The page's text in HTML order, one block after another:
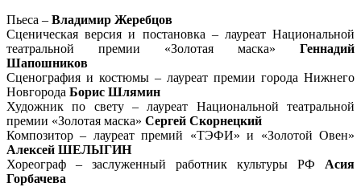
Пьеса – Владимир Жеребцов
Сценическая версия и постановка – лауреат Национальной
театральной премии «Золотая маска» Геннадий
Шапошников
Сценография и костюмы – лауреат премии города Нижнего
Новгорода Борис Шлямин
Художник по свету – лауреат Национальной театральной
премии «Золотая маска» Сергей Скорнецкий
Композитор – лауреат премий «ТЭФИ» и «Золотой Овен»
Алексей ШЕЛЫГИН
Хореограф – заслуженный работник культуры РФ Асия
Горбачева